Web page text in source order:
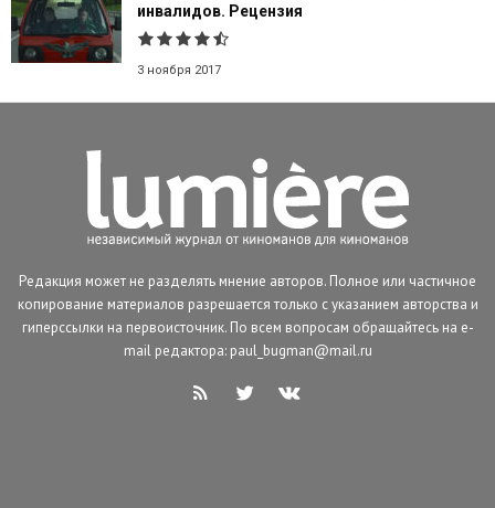
инвалидов. Рецензия
3 ноября 2017
Редакция может не разделять мнение авторов. Полное или частичное
копирование материалов разрешается только с указанием авторства и
гиперссылки на первоисточник. По всем вопросам обращайтесь на e-
mail редактора: paul_bugman@mail.ru